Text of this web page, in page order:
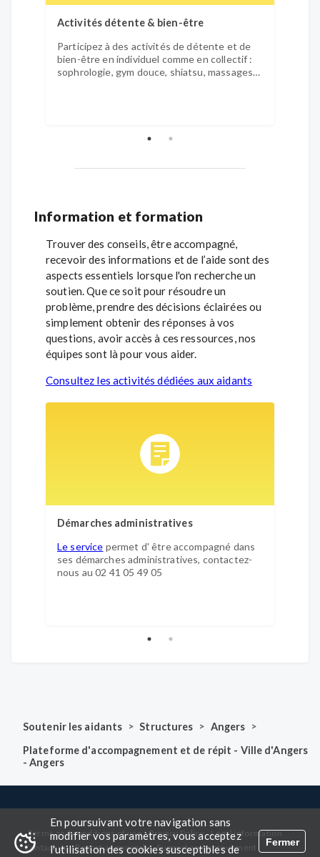
En poursuivant votre navigation sans
modifier vos paramètres, vous acceptez
l'utilisation des cookies susceptibles de
Fermer
Activités détente & bien-être
Participez à des activités de détente et de
bien-être en individuel comme en collectif :
sophrologie, gym douce, shiatsu, massages…
Information et formation
Trouver des conseils, être accompagné,
recevoir des informations et de l’aide sont des
aspects essentiels lorsque l'on recherche un
soutien. Que ce soit pour résoudre un
problème, prendre des décisions éclairées ou
simplement obtenir des réponses à vos
questions, avoir accès à ces ressources, nos
équipes sont là pour vous aider.
Consultez les activités dédiées aux aidants
Démarches administratives
Le service permet d' être accompagné dans
ses démarches administratives, contactez-
nous au 02 41 05 49 05
Soutenir les aidants > Structures > Angers >
Plateforme d'accompagnement et de répit - Ville d'Angers
- Angers
-Terms and conditions of use -Privacy Policy-Legal information-
Contact us-Report an anomaly-Suggest an improvement